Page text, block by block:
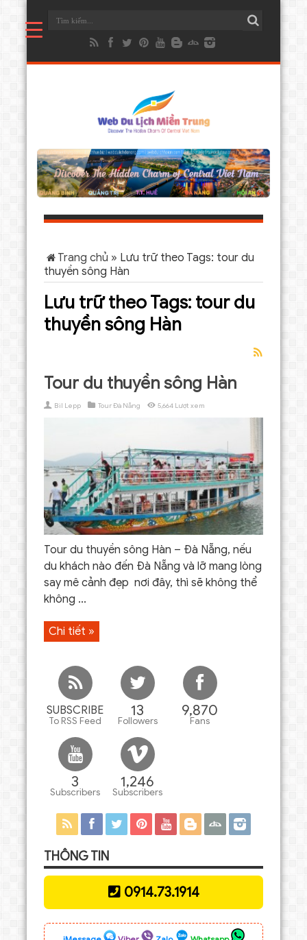
Trang chủ » Lưu trữ theo Tags: tour du
thuyền sông Hàn
Lưu trữ theo Tags: tour du
thuyền sông Hàn
Tour du thuyền sông Hàn
Bil Lepp Tour Đà Nẵng 5,664 Lượt xem
Tour du thuyền sông Hàn – Đà Nẵng, nếu
du khách nào đến Đà Nẵng và lỡ mang lòng
say mê cảnh đẹp nơi đây, thì sẽ không thể
không ...
Chi tiết »
SUBSCRIBE
To RSS Feed
13
Followers
9,870
Fans
3
Subscribers
1,246
Subscribers
THÔNG TIN
0914.73.1914